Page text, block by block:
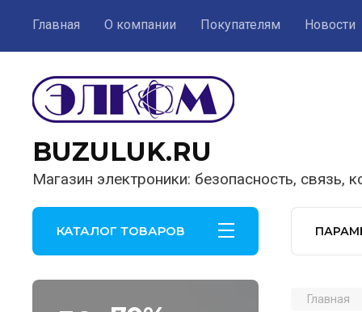
Главная О компании Покупателям Новости
BUZULUK.RU
Магазин электроники: безопасность, связь,
КАТАЛОГ ТОВАРОВ
Главная